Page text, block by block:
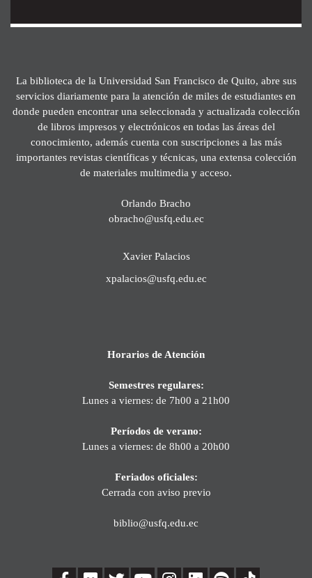
La biblioteca de la Universidad San Francisco de Quito, abre sus
servicios diariamente para la atención de miles de estudiantes en
donde pueden encontrar una seleccionada y actualizada colección
de libros impresos y electrónicos en todas las áreas del
conocimiento, además cuenta con suscripciones a las más
importantes revistas científicas y técnicas, una extensa colección
de materiales multimedia y acceso.
Orlando Bracho
obracho@usfq.edu.ec
Xavier Palacios
xpalacios@usfq.edu.ec
Horarios de Atención
Semestres regulares:
Lunes a viernes: de 7h00 a 21h00
Períodos de verano:
Lunes a viernes: de 8h00 a 20h00
Feriados oficiales:
Cerrada con aviso previo
biblio@usfq.edu.ec